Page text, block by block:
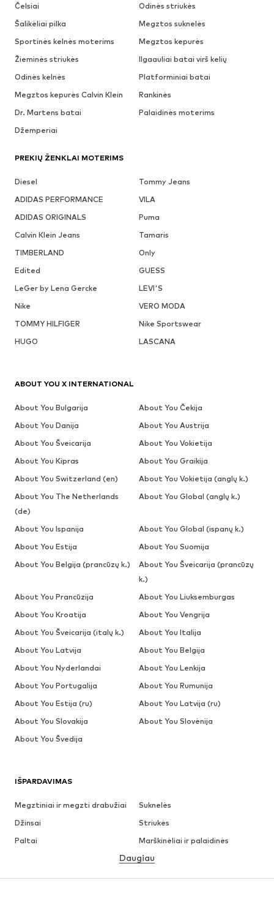
Čelsiai
Odinės striukės
Šalikėliai pilka
Megztos suknelės
Sportinės kelnės moterims
Megztos kepurės
Žieminės striukės
Ilgaauliai batai virš kelių
Odinės kelnės
Platforminiai batai
Megztos kepurės Calvin Klein
Rankinės
Dr. Martens batai
Palaidinės moterims
Džemperiai
PREKIŲ ŽENKLAI MOTERIMS
Diesel
Tommy Jeans
ADIDAS PERFORMANCE
VILA
ADIDAS ORIGINALS
Puma
Calvin Klein Jeans
Tamaris
TIMBERLAND
Only
Edited
GUESS
LeGer by Lena Gercke
LEVI'S
Nike
VERO MODA
TOMMY HILFIGER
Nike Sportswear
HUGO
LASCANA
IŠPARDAVIMAS
Megztiniai ir megzti drabužiai
Suknelės
Džinsai
Striukės
Paltai
Marškinėliai ir palaidinės
Apatiniai
Daugiau
ABOUT YOU X INTERNATIONAL
About You Bulgarija
About You Čekija
About You Danija
About You Austrija
About You Šveicarija
About You Vokietija
About You Kipras
About You Graikija
About You Switzerland (en)
About You Vokietija (anglų k.)
About You The Netherlands
(de)
About You Global (anglų k.)
About You Ispanija
About You Global (ispanų k.)
About You Estija
About You Suomija
About You Belgija (prancūzų k.)
About You Šveicarija (prancūzų
k.)
About You Prancūzija
About You Liuksemburgas
About You Kroatija
About You Vengrija
About You Šveicarija (italų k.)
About You Italija
About You Latvija
About You Belgija
About You Nyderlandai
About You Lenkija
About You Portugalija
About You Rumunija
About You Estija (ru)
About You Latvija (ru)
About You Slovakija
About You Slovėnija
About You Švedija